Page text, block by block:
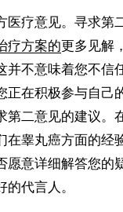
医疗意见。寻求第
疗方案的更多见解
并不意味着您不信
正在积极参与自己
第二意见的建议。
在睾丸癌方面的经
愿意详细解答您的
代言人。